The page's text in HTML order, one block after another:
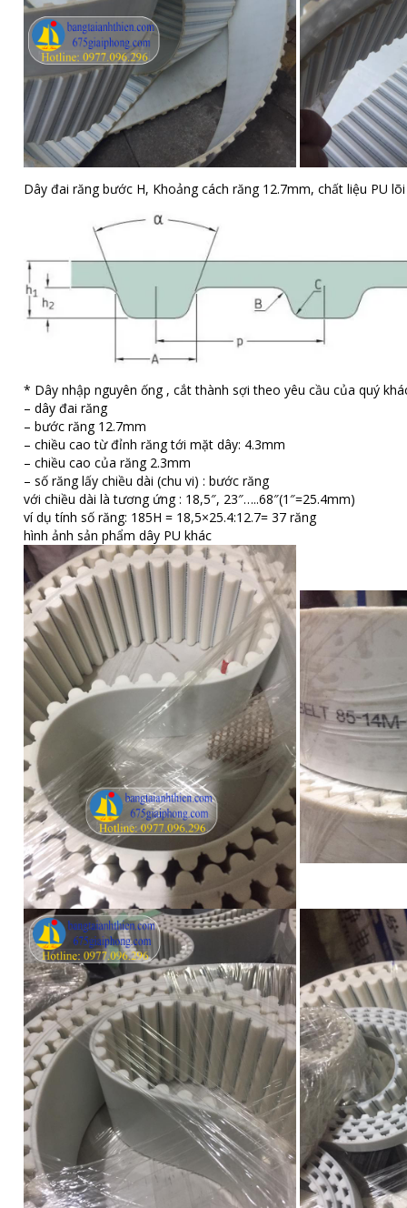
Dây đai răng bước H, Khoảng cách răng 12.7mm, chất liệu PU
* Dây nhập nguyên ống , cắt thành sợi theo yêu cầu của quý
– dây đai răng
– bước răng 12.7mm
– chiều cao từ đỉnh răng tới mặt dây: 4.3mm
– chiều cao của răng 2.3mm
– số răng lấy chiều dài (chu vi) : bước răng
với chiều dài là tương ứng : 18,5″, 23″…..68″(1″=25.4mm)
ví dụ tính số răng: 185H = 18,5×25.4:12.7= 37 răng
hình ảnh sản phẩm dây PU khác